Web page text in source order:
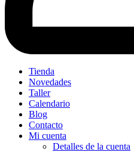
Tienda
Novedades
Taller
Calendario
Blog
Contacto
Mi cuenta
Detalles de la cuenta